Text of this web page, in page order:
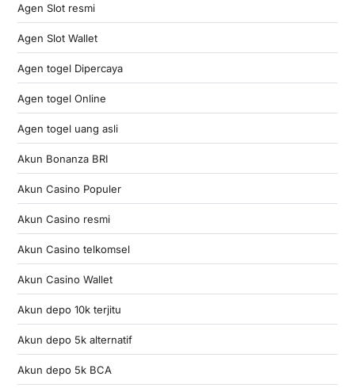
Agen Slot resmi
Agen Slot Wallet
Agen togel Dipercaya
Agen togel Online
Agen togel uang asli
Akun Bonanza BRI
Akun Casino Populer
Akun Casino resmi
Akun Casino telkomsel
Akun Casino Wallet
Akun depo 10k terjitu
Akun depo 5k alternatif
Akun depo 5k BCA